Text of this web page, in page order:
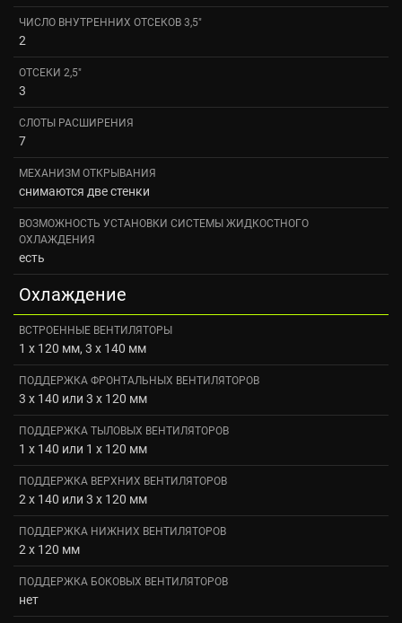
ЧИСЛО ВНУТРЕННИХ ОТСЕКОВ 3,5"
2
ОТСЕКИ 2,5"
3
СЛОТЫ РАСШИРЕНИЯ
7
МЕХАНИЗМ ОТКРЫВАНИЯ
снимаются две стенки
ВОЗМОЖНОСТЬ УСТАНОВКИ СИСТЕМЫ ЖИДКОСТНОГО
ОХЛАЖДЕНИЯ
есть
Охлаждение
ВСТРОЕННЫЕ ВЕНТИЛЯТОРЫ
1 x 120 мм, 3 x 140 мм
ПОДДЕРЖКА ФРОНТАЛЬНЫХ ВЕНТИЛЯТОРОВ
3 x 140 или 3 x 120 мм
ПОДДЕРЖКА ТЫЛОВЫХ ВЕНТИЛЯТОРОВ
1 x 140 или 1 x 120 мм
ПОДДЕРЖКА ВЕРХНИХ ВЕНТИЛЯТОРОВ
2 x 140 или 3 x 120 мм
ПОДДЕРЖКА НИЖНИХ ВЕНТИЛЯТОРОВ
2 x 120 мм
ПОДДЕРЖКА БОКОВЫХ ВЕНТИЛЯТОРОВ
нет